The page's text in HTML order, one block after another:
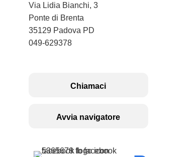
Via Lidia Bianchi, 3
Ponte di Brenta
35129 Padova PD
049-629378
Chiamaci
Avvia navigatore